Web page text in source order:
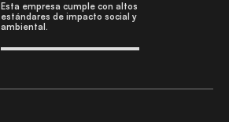
Esta empresa cumple con altos
estándares de impacto social y
ambiental.